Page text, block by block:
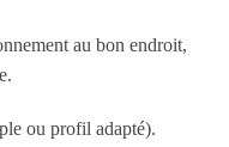
au bon endroit,
ou profil adapté).